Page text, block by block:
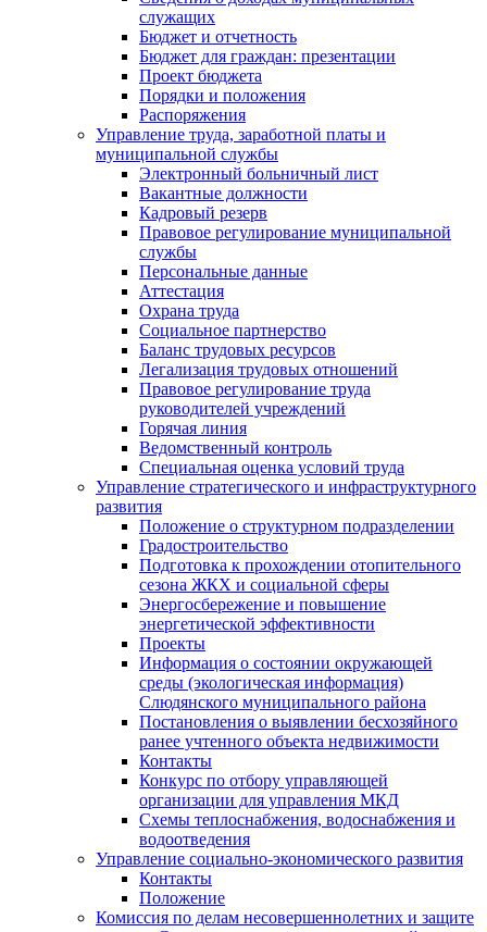
служащих
Бюджет и отчетность
Бюджет для граждан: презентации
Проект бюджета
Порядки и положения
Распоряжения
Управление труда, заработной платы и
муниципальной службы
Электронный больничный лист
Вакантные должности
Кадровый резерв
Правовое регулирование муниципальной
службы
Персональные данные
Аттестация
Охрана труда
Социальное партнерство
Баланс трудовых ресурсов
Легализация трудовых отношений
Правовое регулирование труда
руководителей учреждений
Горячая линия
Ведомственный контроль
Специальная оценка условий труда
Управление стратегического и инфраструктурного
развития
Положение о структурном подразделении
Градостроительство
Подготовка к прохождении отопительного
сезона ЖКХ и социальной сферы
Энергосбережение и повышение
энергетической эффективности
Проекты
Информация о состоянии окружающей
среды (экологическая информация)
Слюдянского муниципального района
Постановления о выявлении бесхозяйного
ранее учтенного объекта недвижимости
Контакты
Конкурс по отбору управляющей
организации для управления МКД
Схемы теплоснабжения, водоснабжения и
водоотведения
Управление социально-экономического развития
Контакты
Положение
Комиссия по делам несовершеннолетних и защите